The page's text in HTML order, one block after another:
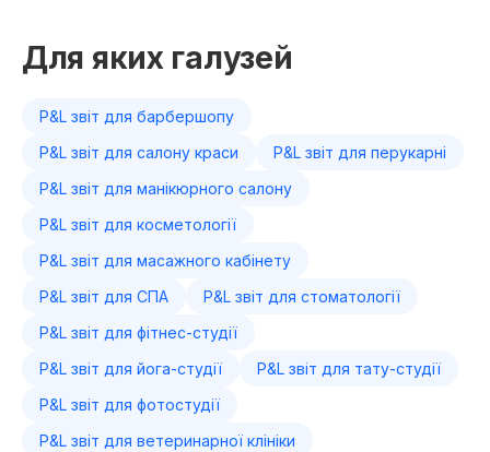
Для яких галузей
P&L звіт для барбершопу
P&L звіт для салону краси
P&L звіт для перукарні
P&L звіт для манікюрного салону
P&L звіт для косметології
P&L звіт для масажного кабінету
P&L звіт для СПА
P&L звіт для стоматології
P&L звіт для фітнес-студії
P&L звіт для йога-студії
P&L звіт для тату-студії
P&L звіт для фотостудії
P&L звіт для ветеринарної клініки